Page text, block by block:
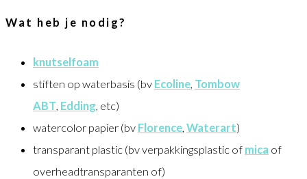
Wat heb je nodig?
knutselfoam
stiften op waterbasis (bv Ecoline, Tombow
ABT, Edding, etc)
watercolor papier (bv Florence, Waterart)
transparant plastic (bv verpakkingsplastic of mica of
overheadtransparanten of)